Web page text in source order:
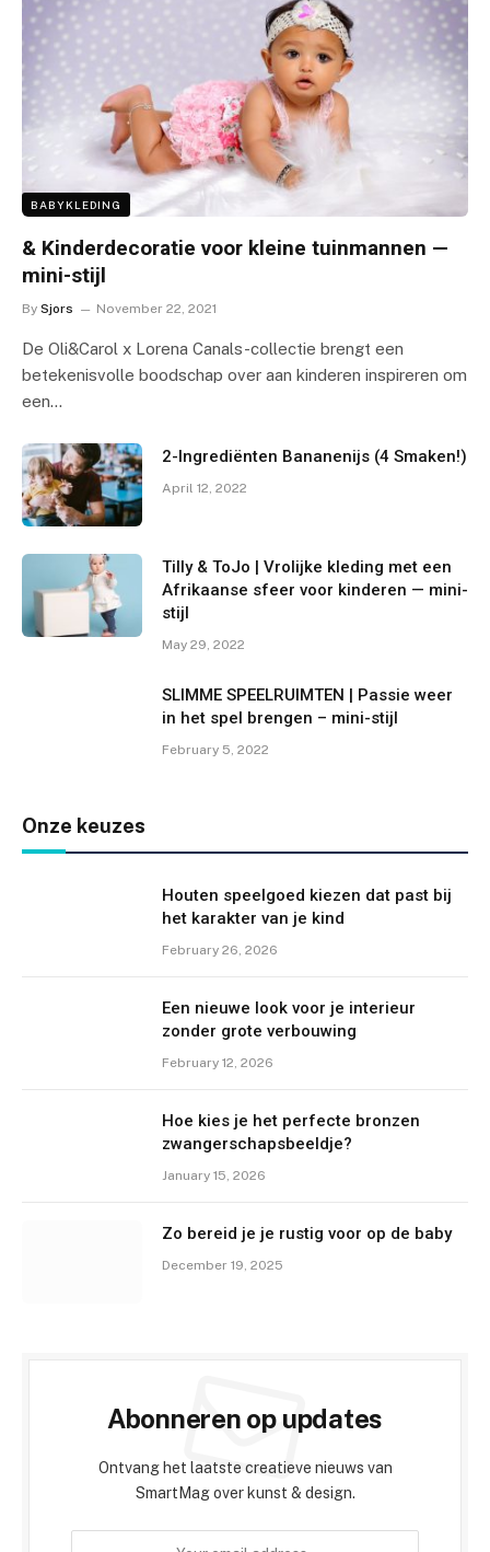
BABYKLEDING
& Kinderdecoratie voor kleine tuinmannen —
mini-stijl
By Sjors November 22, 2021
De Oli&Carol x Lorena Canals-collectie brengt een
betekenisvolle boodschap over aan kinderen inspireren om
een…
2-Ingrediënten Bananenijs (4 Smaken!)
April 12, 2022
Tilly & ToJo | Vrolijke kleding met een
Afrikaanse sfeer voor kinderen — mini-
stijl
May 29, 2022
SLIMME SPEELRUIMTEN | Passie weer
in het spel brengen – mini-stijl
February 5, 2022
Onze keuzes
Houten speelgoed kiezen dat past bij
het karakter van je kind
February 26, 2026
Een nieuwe look voor je interieur
zonder grote verbouwing
February 12, 2026
Hoe kies je het perfecte bronzen
zwangerschapsbeeldje?
January 15, 2026
Zo bereid je je rustig voor op de baby
December 19, 2025
Abonneren op updates
Ontvang het laatste creatieve nieuws van
SmartMag over kunst & design.